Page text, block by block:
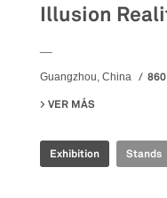
Illusion
Guangzhou, China
VER MÁS
Exhibition Stands